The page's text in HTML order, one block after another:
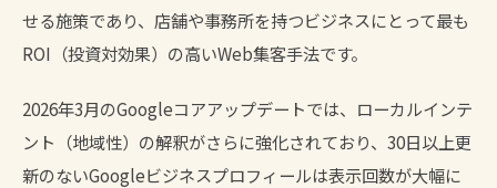
せる施策であり、店舗や事務所を持つビジネスにとって最も
ROI（投資対効果）の高いWeb集客手法です。
2026年3月のGoogleコアアップデートでは、ローカルインテ
ント（地域性）の解釈がさらに強化されており、30日以上更
新のないGoogleビジネスプロフィールは表示回数が大幅に